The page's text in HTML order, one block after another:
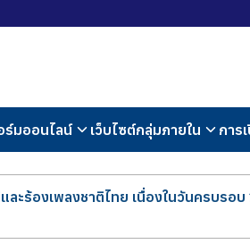
มออนไลน์ เว็บไซต์กลุ่มภายใน การ
ะร้องเพลงชาติไทย เนื่องในวันครบรอ